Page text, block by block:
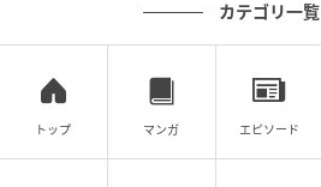
カテゴリ一覧
トップ マンガ エピソード